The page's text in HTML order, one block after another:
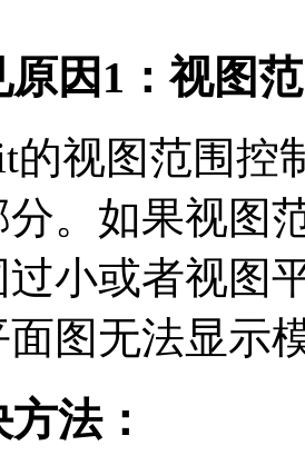
原因1：视图
的视图范围控
分。如果视图
过小或者视图
面图无法显示
法：